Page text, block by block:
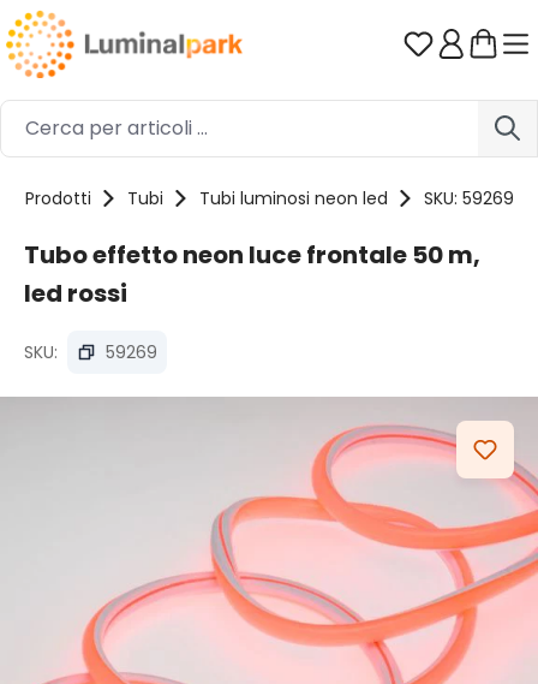
Passa al contenuto principale Hai 0
Prodotti Tubi Tubi luminosi neon led SKU: 59269
Tubo effetto neon luce frontale 50 m,
led rossi
SKU: 59269